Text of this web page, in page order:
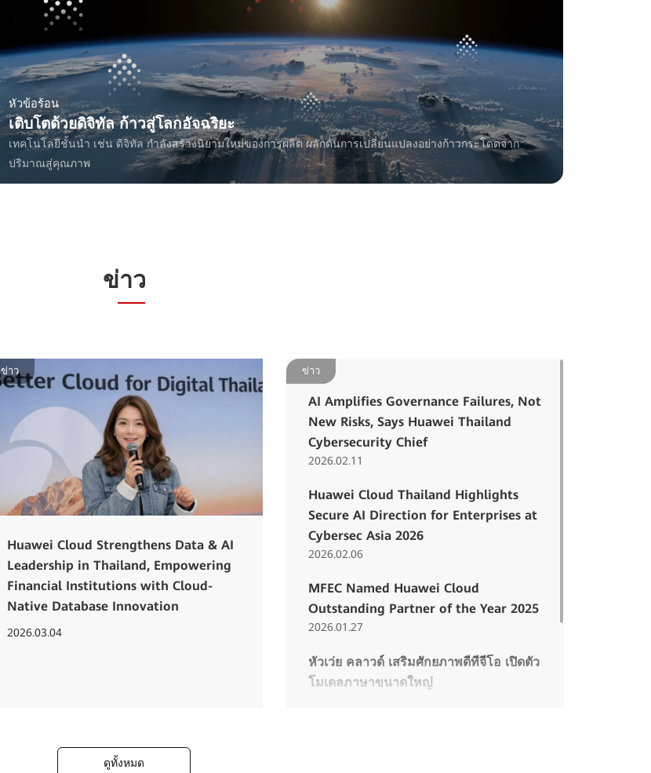
หัวข้อร้อน
เติบโตด้วยดิจิทัล ก้าวสู่โลกอัจฉริยะ
เทคโนโลยีชั้นนํา เช่น ดิจิทัล กําลังสร้างนิยามใหม่ของการผลิต ผลักดันการเปลี่ยนแปลงอย่างก้าวกระโดดจาก
ปริมาณสู่คุณภาพ
ข่าว
ข่าว
Huawei Cloud Strengthens Data & AI
Leadership in Thailand, Empowering
Financial Institutions with Cloud-
Native Database Innovation
2026.03.04
ข่าว
AI Amplifies Governance Failures, Not
New Risks, Says Huawei Thailand
Cybersecurity Chief
2026.02.11
Huawei Cloud Thailand Highlights
Secure AI Direction for Enterprises at
Cybersec Asia 2026
2026.02.06
MFEC Named Huawei Cloud
Outstanding Partner of the Year 2025
2026.01.27
หัวเว่ย คลาวด์ เสริมศักยภาพดีทีจีโอ เปิดตัว
โมเดลภาษาขนาดใหญ่
ดูทั้งหมด